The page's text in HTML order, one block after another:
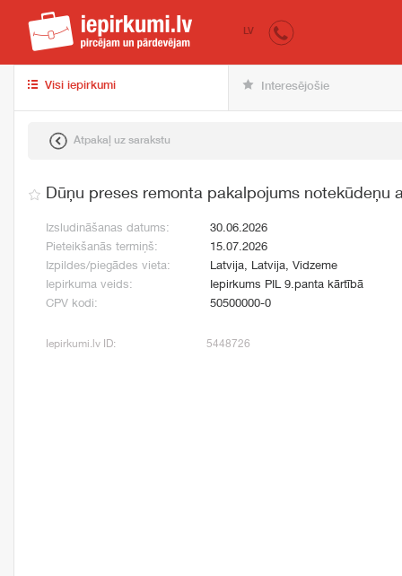
iepirkumi.lv
LV
Visi iepirkumi Interesējošie
Atpakaļ uz sarakstu
Dūņu preses remonta pakalpojums notekūdeņu
Izsludināšanas datums:
30.06.2026
Pieteikšanās termiņš:
15.07.2026
Izpildes/piegādes vieta:
Latvija, Latvija, Vidzeme
Iepirkuma veids:
Iepirkums PIL 9.panta kārtībā
CPV kodi:
50500000-0
Iepirkumi.lv ID: 5448726